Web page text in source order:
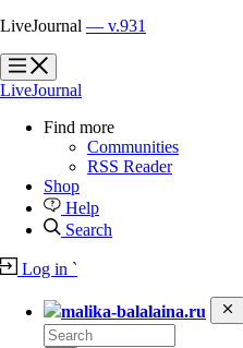
LiveJournal — v.931
?
?
LiveJournal
Find more
Communities
RSS Reader
Shop
Help
Search
Log in `
malika-balalaina.ru